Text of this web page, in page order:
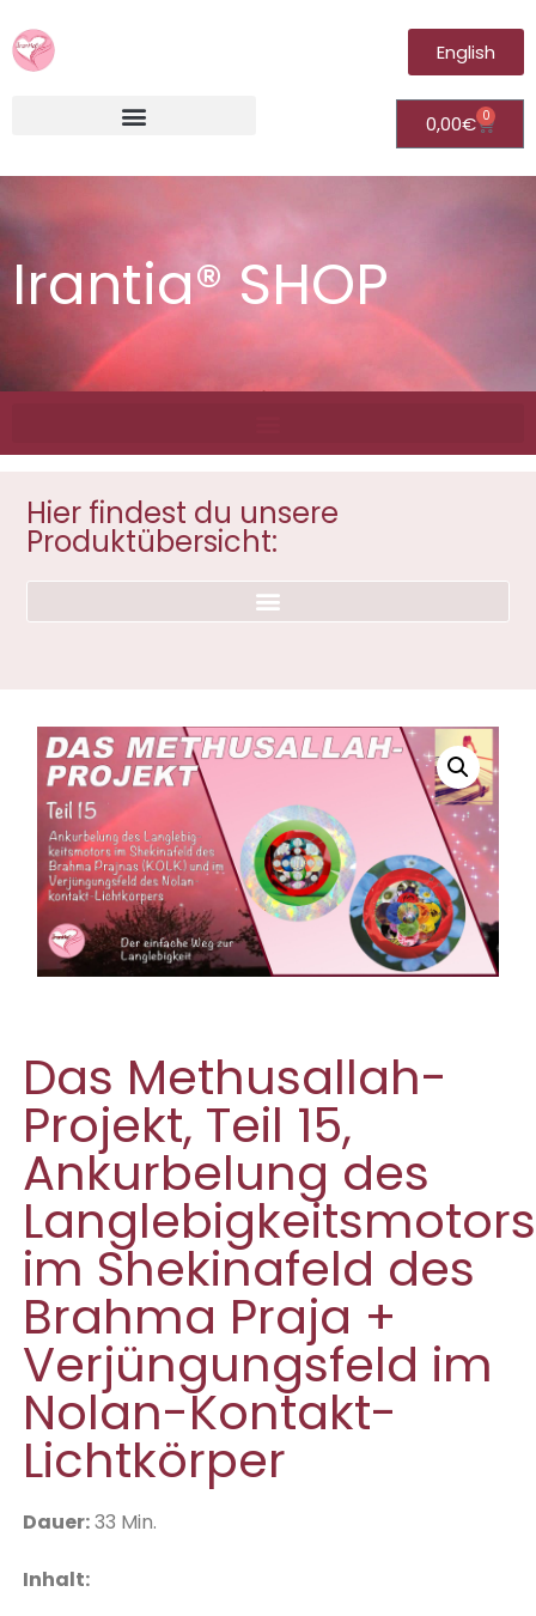
English
0,00€ 0
Irantia® SHOP
Hier findest du unsere
Produktübersicht:
Das Methusallah-
Projekt, Teil 15,
Ankurbelung des
Langlebigkeitsmotors
im Shekinafeld des
Brahma Praja +
Verjüngungsfeld im
Nolan-Kontakt-
Lichtkörper
Dauer:33 Min.
Inhalt: